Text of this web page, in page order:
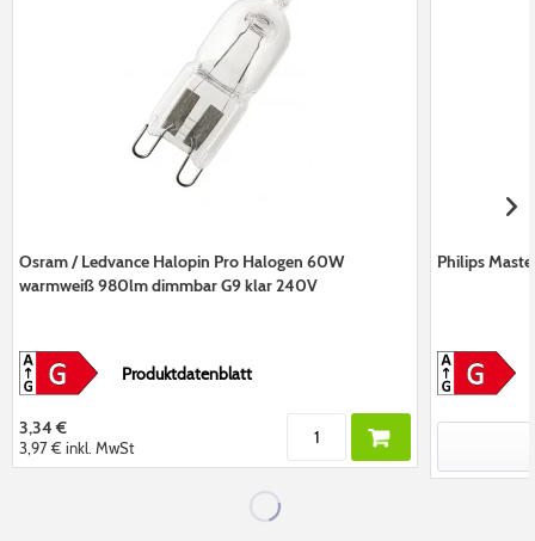
Osram / Ledvance Halopin Pro Halogen 60W
warmweiß 980lm dimmbar G9 klar 240V
Produktdatenblatt
3,34 €
3,97 € inkl. MwSt
Philips